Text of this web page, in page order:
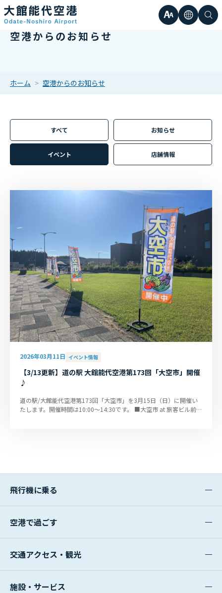
文
イ
ズ
言検
空港からのお知らせ
ホーム 空港からのお知らせ
すべて お知らせ
イベント 店舗情報
2026年03月11日 イベント情報
【3/13更新】道の駅 大館能代空港第173回「大空市」開催
♪
道の駅/大館能代空港第173回「大空市」を3月15日（日）に開催い
たします。開催時間は10:00～14:30です。 ■大空市 at 旅客ビル前特
飛行機に乗る
空港で過ごす
交通アクセス・観光
施設・サービス